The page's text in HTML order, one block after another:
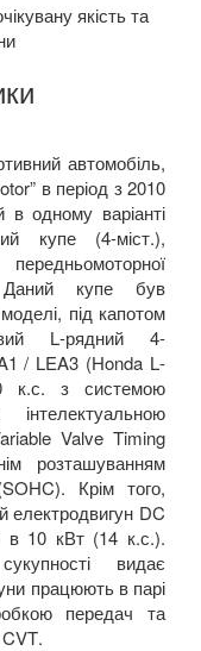
якість та
автомобіль,
” вперіод з 2010
в одному варіанті
купе (4-міст.),
Даний купе був
під капотом
L-рядний 4-
1 / LEA3 (Honda L-
к.с. з системою
Valve Timing
розташуванням
SOHC). Крім того,
електродвигун DC
в 10 кВт (14 к.с.).
видає
працюють в парі
передач та
CVT.